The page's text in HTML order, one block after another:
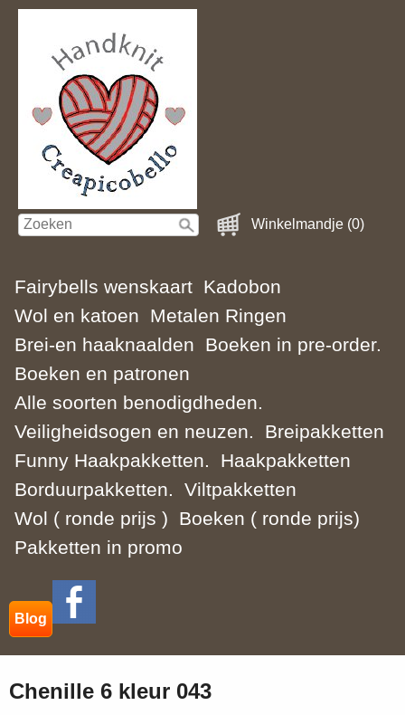
Winkelmandje (0)
Fairybells wenskaart Kadobon
Wol en katoen
Metalen Ringen
Brei-en haaknaalden
Boeken in pre-order.
Boeken en patronen
Alle soorten benodigdheden.
Veiligheidsogen en neuzen.
Breipakketten
Funny Haakpakketten.
Haakpakketten
Borduurpakketten.
Viltpakketten
Wol ( ronde prijs )
Boeken ( ronde prijs)
Pakketten in promo
Blog
Chenille 6 kleur 043